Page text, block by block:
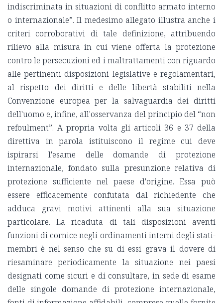
indiscriminata in situazioni di conflitto armato interno
o internazionale”. Il medesimo allegato illustra anche i
criteri corroborativi di tale definizione, attribuendo
rilievo alla misura in cui viene offerta la protezione
contro le persecuzioni ed i maltrattamenti con riguardo
alle pertinenti disposizioni legislative e regolamentari,
al rispetto dei diritti e delle libertà stabiliti nella
Convenzione europea per la salvaguardia dei diritti
dell'uomo e, infine, all'osservanza del principio del “non
refoulment”. A propria volta gli articoli 36 e 37 della
direttiva in parola istituiscono il regime cui deve
ispirarsi l'esame delle domande di protezione
internazionale, fondato sulla presunzione relativa di
protezione sufficiente nel paese d'origine. Essa può
essere efficacemente confutata dal richiedente che
adduca gravi motivi attinenti alla sua situazione
particolare. La ricaduta di tali disposizioni aventi
funzioni di cornice negli ordinamenti interni degli stati-
membri è nel senso che su di essi grava il dovere di
riesaminare periodicamente la situazione nei paesi
designati come sicuri e di consultare, in sede di esame
delle singole domande di protezione internazionale,